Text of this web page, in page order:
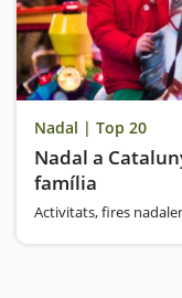
Nadal | Top 20
Nadal a
família
Activitats, fires